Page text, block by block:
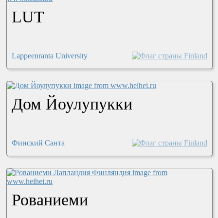
LUT
Lappeenranta University
Дом Йоулупукки
Финский Санта
Рованиеми